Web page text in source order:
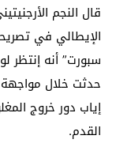
قال النجم
الإيطالي في
سبورت” أنه
حدثت خلال
إياب دور خروج
القدم.